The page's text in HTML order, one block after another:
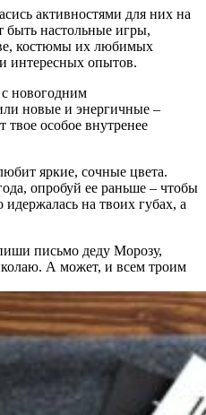
активностями для них на
быть настольные игры,
костюмы их любимых
интересных опытов.
с новогодним
новые и энергичные –
твое особое внутренее
яркие, сочные цвета.
опробуй ее раньше – чтобы
на твоих губах, а
письмо деду Морозу,
А может, и всем троим